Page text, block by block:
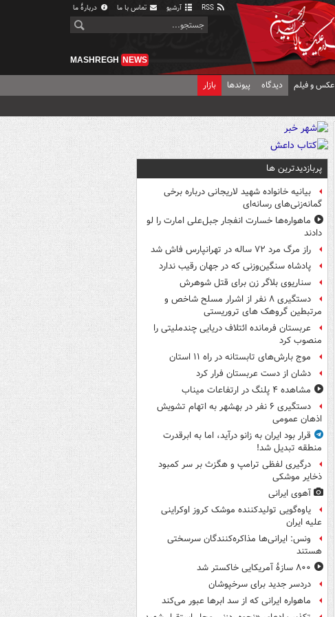
آرشیو تماس با ما دربارهٔ ما
MASHREGH NEWS
عکس و فیلم دیدگاه پیوندها بازار
پربازدیدترین ها
بیانیه خانواده شهید لاریجانی درباره برخی
گمانه‌زنی‌های رسانه‌ای
ماهواره‌ها خسارت انفجار جبل‌علی امارت را لو
دادند
راز مرگ مرد ۷۲ ساله در تهرانپارس فاش شد
پادشاه سنگین‌وزنی که در جهان رقیب ندارد
سناریوی بلاگر زن برای قتل شوهرش
دستگیری ۸ نفر از اشرار مسلح شاخص و
مرتبطین گروهک های تروریستی
عربستان فرمانده ائتلاف دریایی چندملیتی را
منصوب کرد
موج بارش‌های تابستانه در راه ۱۱ استان
دشان از دست عربستان فرار کرد
مشاهده ۴ پلنگ در ارتفاعات میناب
دستگیری ۶ نفر در بهشهر به اتهام تشویش
اذهان عمومی
قرار بود ایران به زانو درآید، اما به ابرقدرت
منطقه تبدیل شد!
درگیری لفظی ترامپ و هگزث بر سر کمبود
ذخایر موشکی
آهوی ایرانی
یاوه‌گویی تولیدکننده موشک کروز اوکراینی
علیه ایران
ونس: ایرانی‌ها مذاکره‌کنندگان سرسختی
هستند
۸۰۰ سازۀ آمریکایی خاکستر شد
دردسر جدید برای سرخپوشان
ماهواره ایرانی که از سد ابرها عبور می‌کند